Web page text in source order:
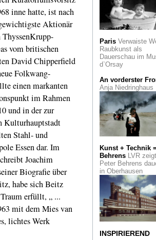
inne hatte, ist nach
Aktionär
ThyssenKrupp-
vom britischen
David Chipperfield
Folkwang-
einen markanten
im Rahmen
und in der zur
Kulturhauptstadt
Stahl- und
Essen dar. Im
Joachim
Biografie über
habe sich Beitz
erfüllt, „ ...
mit dem Mies van
lichtes Werk
RestitutionDas
Museum Ludwig in
hat aus der
Zeichnungen
Akademie-
GalerieBilder, die
Schwingung
Hommage an
Graubner
2013
an Nanne
und Katharina
Kunstpreis 2014der
Stadt Düsseldorf an
Katharina Fritsch
Faszinierend
und Röntgenbilder
enthüllen die
Geheimnisse der
Schilderer
Philipp Kaisergibt
ParisVerwaiste
Raubkunst als
Dauerschau im
d`Orsay
An vorderster
Anja Niedringhaus
Kunst + Technik =
BehrensLVR zeigt
Peter Behrens
in Oberhausen
INSPIRIEREND